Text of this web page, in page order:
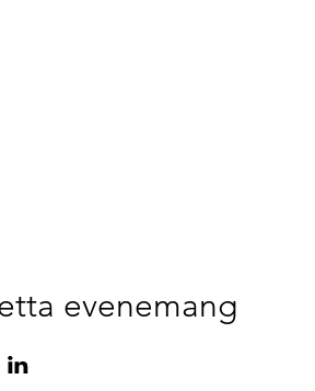
evenemang